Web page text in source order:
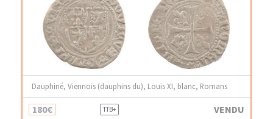
Dauphiné, Viennois (dauphins du), Louis XI, blanc, Romans
180€ TTB+ VENDU